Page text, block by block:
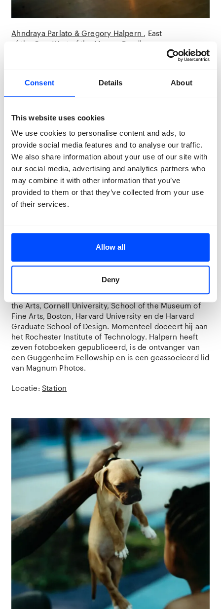
Consent Details About
This website uses cookies
We use cookies to personalise content and ads, to
provide social media features and to analyse our traffic.
We also share information about your use of our site with
our social media, advertising and analytics partners who
may combine it with other information that you’ve
provided to them or that they’ve collected from your use
of their services.
Allow all
Deny
Ahndraya Parlato & Gregory Halpern
East
of the Sun, West of the Moon - Candle
Over Ahndraya Parlato & Gregory Halpern
Ahndraya Parlato (1980, Kailua, Hawaï), heeft een BA in
behaald aan California College of the Arts. Parlato is
professor fotografie aan het Rochester Institute of
Technology, VS. in 2020 ontving zij de New York
Foundation for the Arts Joy of Photography Grant. Ze
heeft twee monografieën gepubliceerd, Who Is
Changed en Who Is Dead(Mack, 2021) en A Spectacle
and Nothing Strange(Kehrer, 2016). Haar
samenwerking met Gregory Halpern,East of the Sun,
West of the Moon
Gregory Halpern
geschiedenis en literatuur behaald aan Harvard
behaalde hij aan California College of the Arts, San
Francisco, VS. Hij doceerde aan California College of
the Arts, Cornell University, School of the Museum of
Fine Arts, Boston, Harvard University en de Harvard
Graduate School of Design. Momenteel doceert hij aan
het Rochester Institute of Technology. Halpern heeft
zeven fotoboeken gepubliceerd, is de ontvanger van
een Guggenheim Fellowship en is een geassocieerd lid
van Magnum Photos.
Locatie:Station